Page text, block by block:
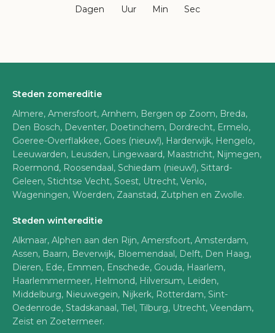
Dagen Uur Min Sec
Steden zomereditie
Almere, Amersfoort, Arnhem, Bergen op Zoom, Breda,
Den Bosch, Deventer, Doetinchem, Dordrecht, Ermelo,
Goeree-Overflakkee, Goes (nieuw!), Harderwijk, Hengelo,
Leeuwarden, Leusden, Lingewaard, Maastricht, Nijmegen,
Roermond, Roosendaal, Schiedam (nieuw!), Sittard-
Geleen, Stichtse Vecht, Soest, Utrecht, Venlo,
Wageningen, Woerden, Zaanstad, Zutphen en Zwolle.
Steden wintereditie
Alkmaar, Alphen aan den Rijn, Amersfoort, Amsterdam,
Assen, Baarn, Beverwijk, Bloemendaal, Delft, Den Haag,
Dieren, Ede, Emmen, Enschede, Gouda, Haarlem,
Haarlemmermeer, Helmond, Hilversum, Leiden,
Middelburg, Nieuwegein, Nijkerk, Rotterdam, Sint-
Oedenrode, Stadskanaal, Tiel, Tilburg, Utrecht, Veendam,
Zeist en Zoetermeer.